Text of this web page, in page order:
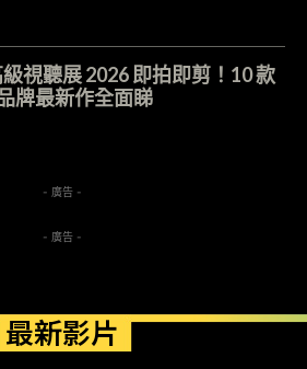
級視聽展 2026 即拍即剪！10 款
牌最新作全面睇
- 廣告 -
- 廣告 -
最新影片